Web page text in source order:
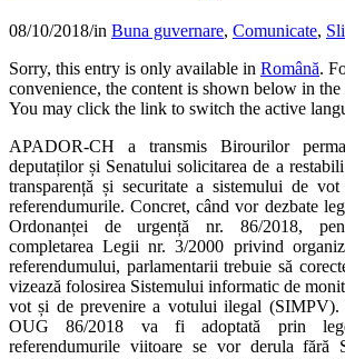
08/10/2018/in Buna guvernare, Comunicate,
Sorry, this entry is only available in Română.
convenience, the content is shown below in the
You may click the link to switch the active
APADOR-CH a transmis Birourilor
deputaților și Senatului solicitarea de a
transparență și securitate a sistemului de
referendumurile. Concret, când vor dezbate
Ordonanței de urgență nr. 86/2018,
completarea Legii nr. 3/2000 privind
referendumului, parlamentarii trebuie să
vizează folosirea Sistemului informatic de
vot și de prevenire a votului ilegal (SIMPV).
OUG 86/2018 va fi adoptată prin
referendumurile viitoare se vor derula fără